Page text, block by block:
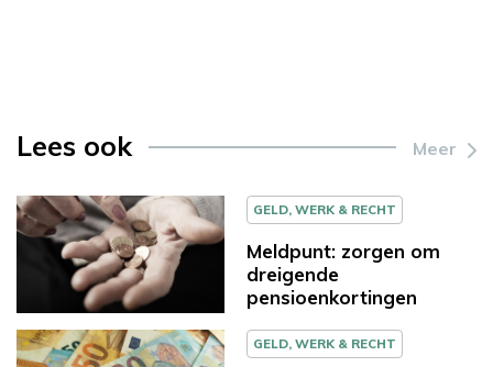
Lees ook Meer
GELD, WERK & RECHT
Meldpunt: zorgen om
dreigende
pensioenkortingen
GELD, WERK & RECHT